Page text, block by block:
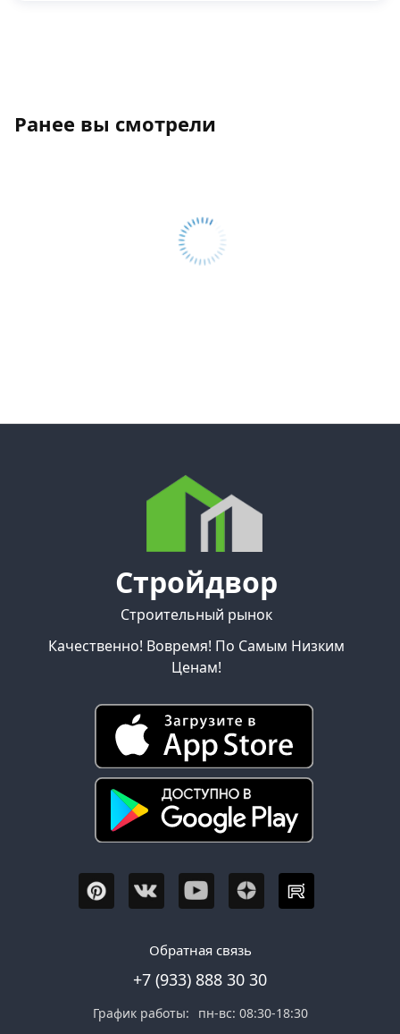
Ранее вы смотрели
Стройдвор
Строительный рынок
Качественно! Вовремя! По Самым Низким
Ценам!
Обратная связь
+7 (933) 888 30 30
График работы: пн-вс: 08:30-18:30